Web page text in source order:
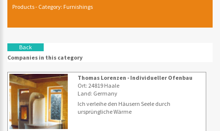
Products - Category: Furnishings
Back
Companies in this category
Thomas Lorenzen - Individueller Ofenbau
Ort: 24819 Haale
Land: Germany
Ich verleihe den Häusern Seele durch
ursprüngliche Wärme